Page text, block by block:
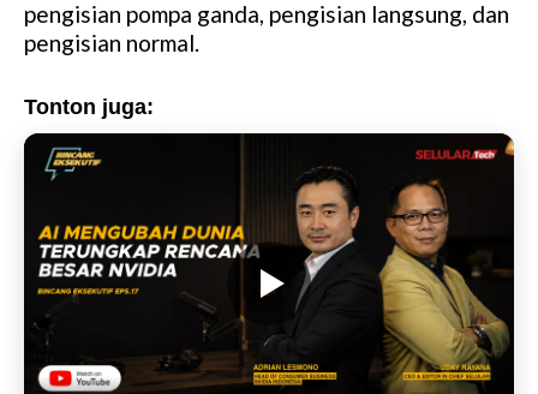
pengisian pompa ganda, pengisian langsung, dan
pengisian normal.
Tonton juga: